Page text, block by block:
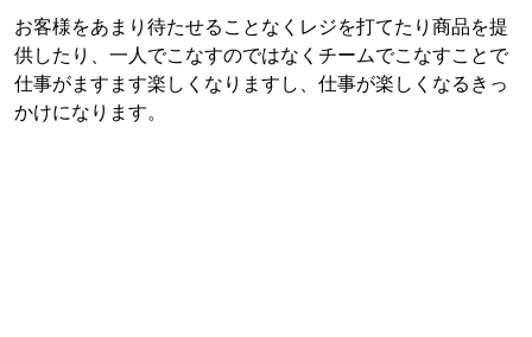
お客様をあまり待たせることなくレジを打てたり商品を提
供したり、一人でこなすのではなくチームでこなすことで
仕事がますます楽しくなりますし、仕事が楽しくなるきっ
かけになります。